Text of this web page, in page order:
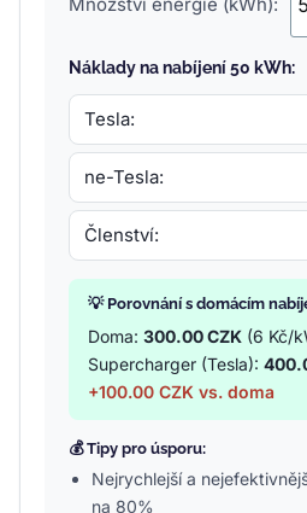
Náklady na nabíjení 50 kWh:
Tesla:
ne-Tesla:
Členství:
💡 Porovnání s domácím
Doma: 300.00 CZK (6 Kč/
Supercharger (Tesla):
+100.00 CZK vs. doma
💰 Tipy pro úsporu:
Nejrychlejší a
na 80%